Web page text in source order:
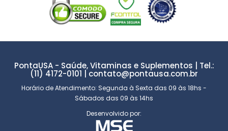
PontaUSA - Saúde, Vitaminas e Suplementos | Tel.:
(11) 4172-0101 | contato@pontausa.com.br
Horário de Atendimento: Segunda à Sexta das 09 às 18hs -
Sábados das 09 às 14hs
Desenvolvido por: